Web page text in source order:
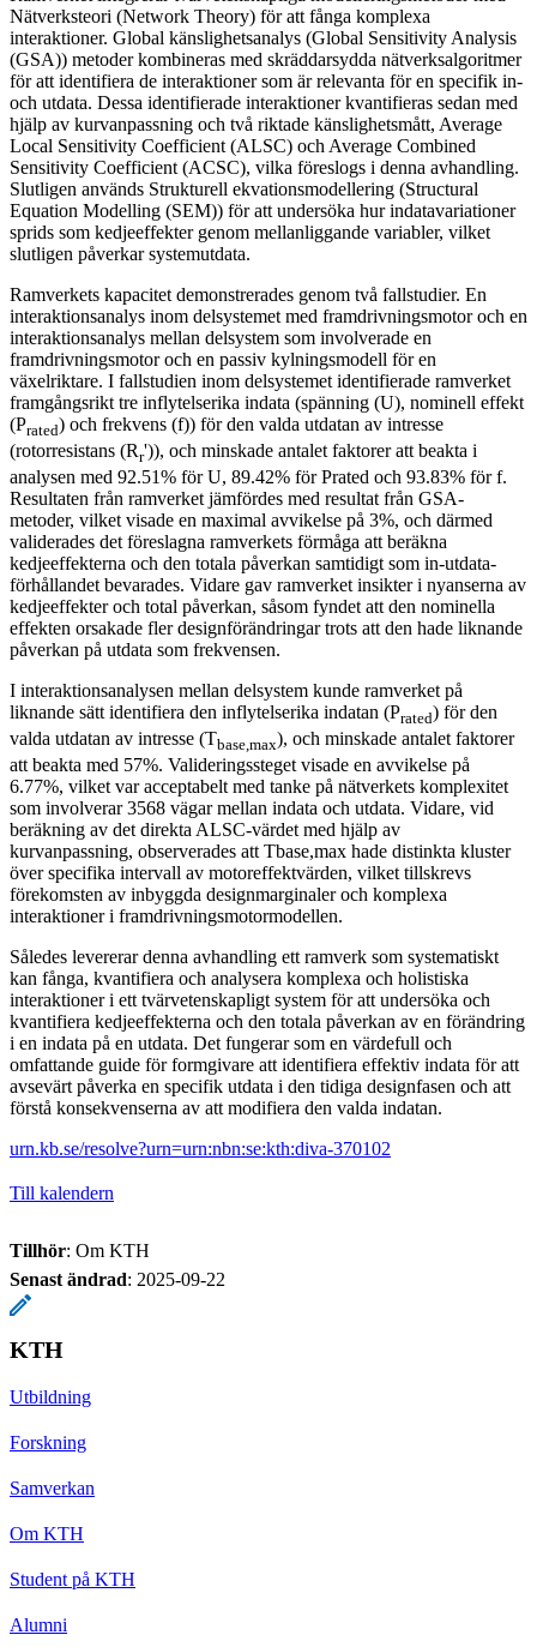
Nätverksteori (Network Theory) för att fånga komplexa
interaktioner. Global känslighetsanalys (Global Sensitivity Analysis
(GSA)) metoder kombineras med skräddarsydda nätverksalgoritmer
för att identifiera de interaktioner som är relevanta för en specifik in-
och utdata. Dessa identifierade interaktioner kvantifieras sedan med
hjälp av kurvanpassning och två riktade känslighetsmått, Average
Local Sensitivity Coefficient (ALSC) och Average Combined
Sensitivity Coefficient (ACSC), vilka föreslogs i denna avhandling.
Slutligen används Strukturell ekvationsmodellering (Structural
Equation Modelling (SEM)) för att undersöka hur indatavariationer
sprids som kedjeeffekter genom mellanliggande variabler, vilket
slutligen påverkar systemutdata.
Ramverkets kapacitet demonstrerades genom två fallstudier. En
interaktionsanalys inom delsystemet med framdrivningsmotor och en
interaktionsanalys mellan delsystem som involverade en
framdrivningsmotor och en passiv kylningsmodell för en
växelriktare. I fallstudien inom delsystemet identifierade ramverket
framgångsrikt tre inflytelserika indata (spänning (U), nominell effekt
(Prated) och frekvens (f)) för den valda utdatan av intresse
(rotorresistans (Rr')), och minskade antalet faktorer att beakta i
analysen med 92.51% för U, 89.42% för Prated och 93.83% för f.
Resultaten från ramverket jämfördes med resultat från GSA-
metoder, vilket visade en maximal avvikelse på 3%, och därmed
validerades det föreslagna ramverkets förmåga att beräkna
kedjeeffekterna och den totala påverkan samtidigt som in-utdata-
förhållandet bevarades. Vidare gav ramverket insikter i nyanserna av
kedjeeffekter och total påverkan, såsom fyndet att den nominella
effekten orsakade fler designförändringar trots att den hade liknande
påverkan på utdata som frekvensen.
I interaktionsanalysen mellan delsystem kunde ramverket på
liknande sätt identifiera den inflytelserika indatan (Prated) för den
valda utdatan av intresse (Tbase,max), och minskade antalet faktorer
att beakta med 57%. Valideringssteget visade en avvikelse på
6.77%, vilket var acceptabelt med tanke på nätverkets komplexitet
som involverar 3568 vägar mellan indata och utdata. Vidare, vid
beräkning av det direkta ALSC-värdet med hjälp av
kurvanpassning, observerades att Tbase,max hade distinkta kluster
över specifika intervall av motoreffektvärden, vilket tillskrevs
förekomsten av inbyggda designmarginaler och komplexa
interaktioner i framdrivningsmotormodellen.
Således levererar denna avhandling ett ramverk som systematiskt
kan fånga, kvantifiera och analysera komplexa och holistiska
interaktioner i ett tvärvetenskapligt system för att undersöka och
kvantifiera kedjeeffekterna och den totala påverkan av en förändring
i en indata på en utdata. Det fungerar som en värdefull och
omfattande guide för formgivare att identifiera effektiv indata för att
avsevärt påverka en specifik utdata i den tidiga designfasen och att
förstå konsekvenserna av att modifiera den valda indatan.
urn.kb.se/resolve?urn=urn:nbn:se:kth:diva-370102
Till kalendern
Tillhör: Om KTH
Senast ändrad: 2025-09-22
KTH
Utbildning
Forskning
Samverkan
Om KTH
Student på KTH
Alumni